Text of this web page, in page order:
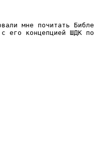
мне почитать
его концепцией ШДК